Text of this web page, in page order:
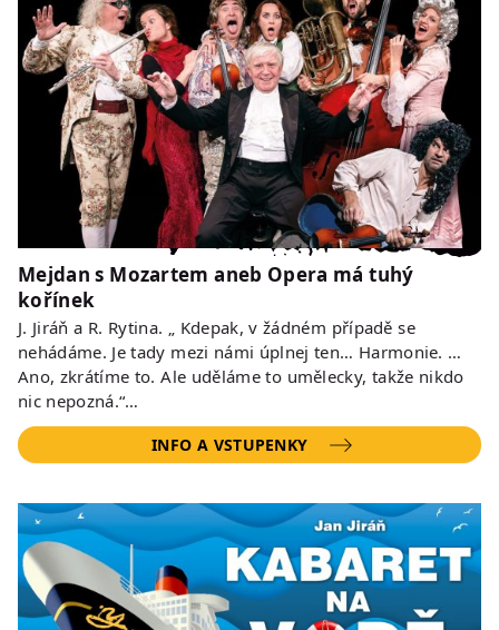
Mejdan s Mozartem aneb Opera má tuhý
kořínek
J. Jiráň a R. Rytina. „ Kdepak, v žádném případě se
nehádáme. Je tady mezi námi úplnej ten… Harmonie. …
Ano, zkrátíme to. Ale uděláme to umělecky, takže nikdo
nic nepozná.“…
INFO A VSTUPENKY